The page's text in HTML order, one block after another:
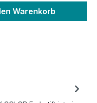
Warenkorb